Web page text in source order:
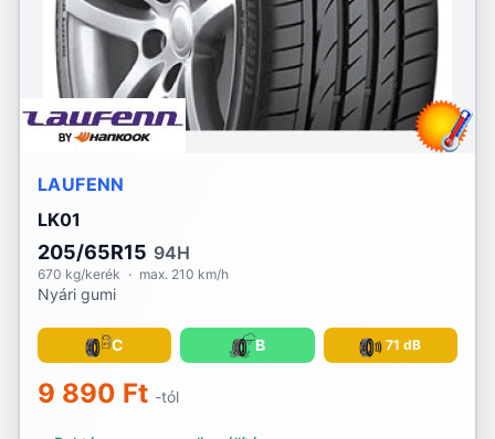
Viking
Voyager
Vredestein
Yokohama
LAUFENN
LK01
205/65R15 94H
670 kg/kerék · max. 210 km/h
Nyári gumi
C B 71 dB
9 890 Ft -tól